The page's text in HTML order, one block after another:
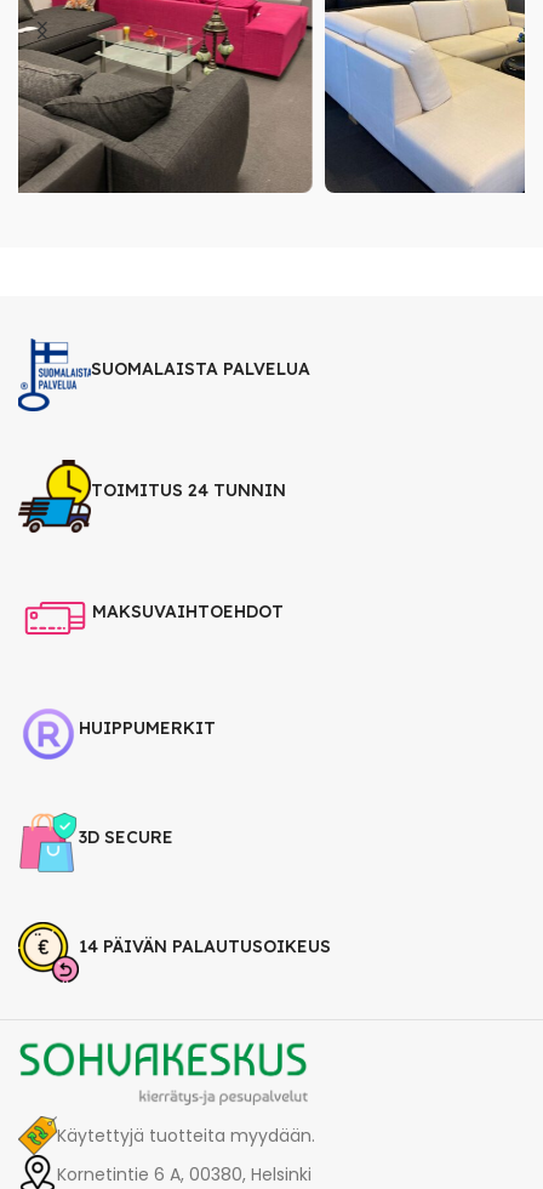
SUOMALAISTA PALVELUA
TOIMITUS 24 TUNNIN
MAKSUVAIHTOEHDOT
HUIPPUMERKIT
3D SECURE
14 PÄIVÄN PALAUTUSOIKEUS
Käytettyjä tuotteita myydään.
Kornetintie 6 A, 00380, Helsinki